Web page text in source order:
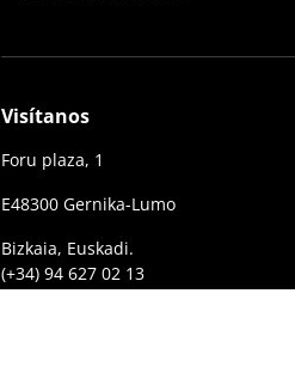
Visítanos
Foru plaza, 1
E48300 Gernika-Lumo
Bizkaia, Euskadi.
(+34) 94 627 02 13